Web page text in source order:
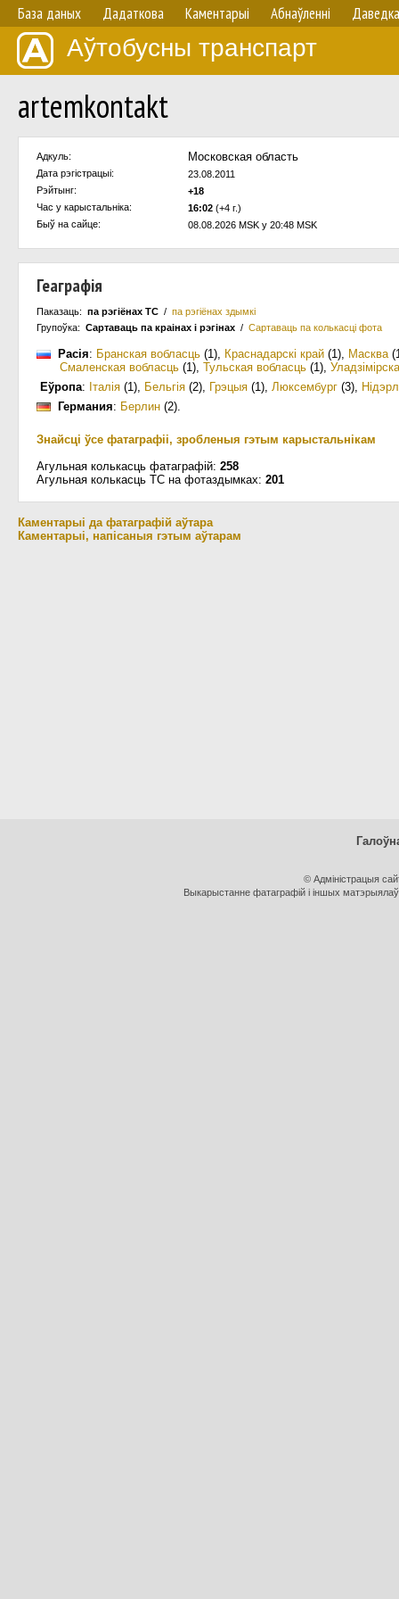
База даных Дадаткова Каментарыі Абнаўленнi Даведка
Аўтобусны транспарт
artemkontakt
Адкуль: Московская область
Дата рэгістрацыі:
23.08.2011
Рэйтынг:
+18
Час у карыстальнiка:
16:02 (+4 г.)
Быў на сайце:
08.08.2026 MSK у 20:48 MSK
Геаграфія
Паказаць: па рэгіёнах ТС / па рэгіёнах здымкі
Групоўка: Сартаваць па краiнах i рэгінах / Сартаваць па колькасцi фота
Расія: Бранская вобласць (1), Краснадарскі край (1), Масква
Смаленская вобласць (1), Тульская вобласць (1),
Еўропа: Італія (1), Бельгія (2), Грэцыя (1), Люксембург (3),
Германия: Берлин (2).
Знайсці ўсе фатаграфіі, зробленыя гэтым карыстальнікам
Агульная колькасць фатаграфій: 258
Агульная колькасць ТС на фотаздымках: 201
Каментарыі да фатаграфій аўтара
Каментарыі, напісаныя гэтым аўтарам
© Адміністрацыя
Выкарыстанне фатаграфій і іншых